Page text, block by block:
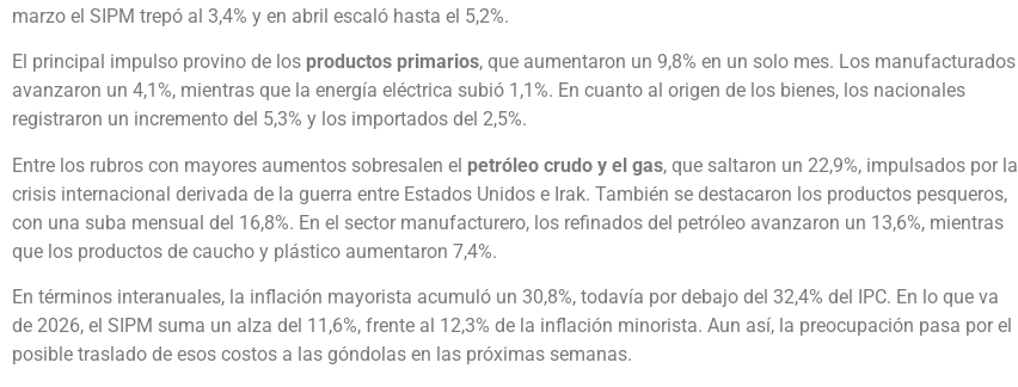
marzo el SIPM trepó al 3,4% y en abril escaló hasta el 5,2%.
El principal impulso provino de los productos primarios, que aumentaron un 9,8% en un solo mes. Los manufacturados
avanzaron un 4,1%, mientras que la energía eléctrica subió 1,1%. En cuanto al origen de los bienes, los nacionales
registraron un incremento del 5,3% y los importados del 2,5%.
Entre los rubros con mayores aumentos sobresalen el petróleo crudo y el gas, que saltaron un 22,9%, impulsados por la
crisis internacional derivada de la guerra entre Estados Unidos e Irak. También se destacaron los productos pesqueros,
con una suba mensual del 16,8%. En el sector manufacturero, los refinados del petróleo avanzaron un 13,6%, mientras
que los productos de caucho y plástico aumentaron 7,4%.
En términos interanuales, la inflación mayorista acumuló un 30,8%, todavía por debajo del 32,4% del IPC. En lo que va
de 2026, el SIPM suma un alza del 11,6%, frente al 12,3% de la inflación minorista. Aun así, la preocupación pasa por el
posible traslado de esos costos a las góndolas en las próximas semanas.